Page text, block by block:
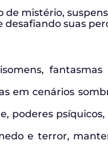
mistério,
suas
em cenários
poderes
e terror,